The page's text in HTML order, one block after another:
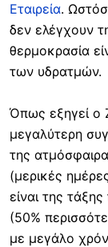
Εταιρεία.
δεν ελέγχουν
θερμοκρασία
των υδρατμών.
Όπως εξηγεί ο
μεγαλύτερη
της
(μερικές
είναι της
(50%
με μεγάλο